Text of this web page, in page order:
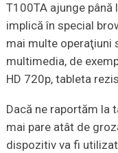
T100TA ajunge până
implică în special
mai multe operaţiuni
multimedia, de
HD 720p, tableta
Dacă ne raportăm la
mai pare atât de
dispozitiv va fi